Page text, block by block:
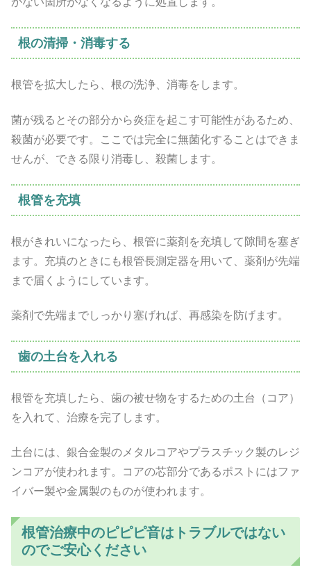
根の清掃・消毒する
根管を拡大したら、根の洗浄、消毒をします。
菌が残るとその部分から炎症を起こす可能性があるため、
殺菌が必要です。ここでは完全に無菌化することはできま
せんが、できる限り消毒し、殺菌します。
根管を充填
根がきれいになったら、根管に薬剤を充填して隙間を塞ぎ
ます。充填のときにも根管長測定器を用いて、薬剤が先端
まで届くようにしています。
薬剤で先端までしっかり塞げれば、再感染を防げます。
歯の土台を入れる
根管を充填したら、歯の被せ物をするための土台（コア）
を入れて、治療を完了します。
土台には、銀合金製のメタルコアやプラスチック製のレジ
ンコアが使われます。コアの芯部分であるポストにはファ
イバー製や金属製のものが使われます。
根管治療中のピピピ音はトラブルではない
のでご安心ください